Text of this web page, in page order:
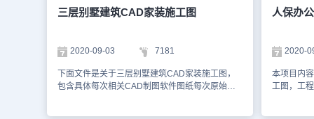
表，便于采购人员进行项目物料的采买。上述
CAD图纸就是建筑设计中的道路竣工设计CAD图
王或者浩辰CAD进行查看等，以便于参考。本素
材仅用于互相学习资料，请勿商用。更多的CAD
图纸库资源，可以访问浩辰CAD官网进行学习。
软件中的
及屋顶轮
顶层平面
图上述图
CAD制图
一些CAD
三层别墅建筑CAD家装施工图
2020-09-03 7181
下面文件是关于三层别墅建筑CAD家装施工图，
包含具体每次相关CAD制图软件图纸每次原始结
人保办
2020-
本项目内
工图，工